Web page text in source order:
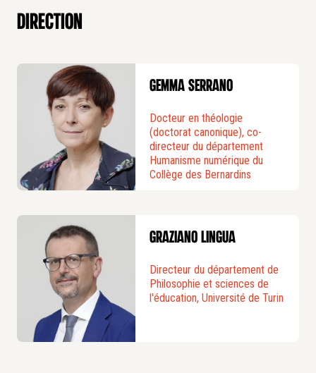
Direction
Gemma Serrano
Docteur en théologie
(doctorat canonique), co-
directeur du département
Humanisme numérique du
Collège des Bernardins
Graziano Lingua
Directeur du département de
Philosophie et sciences de
l'éducation, Université de Turin